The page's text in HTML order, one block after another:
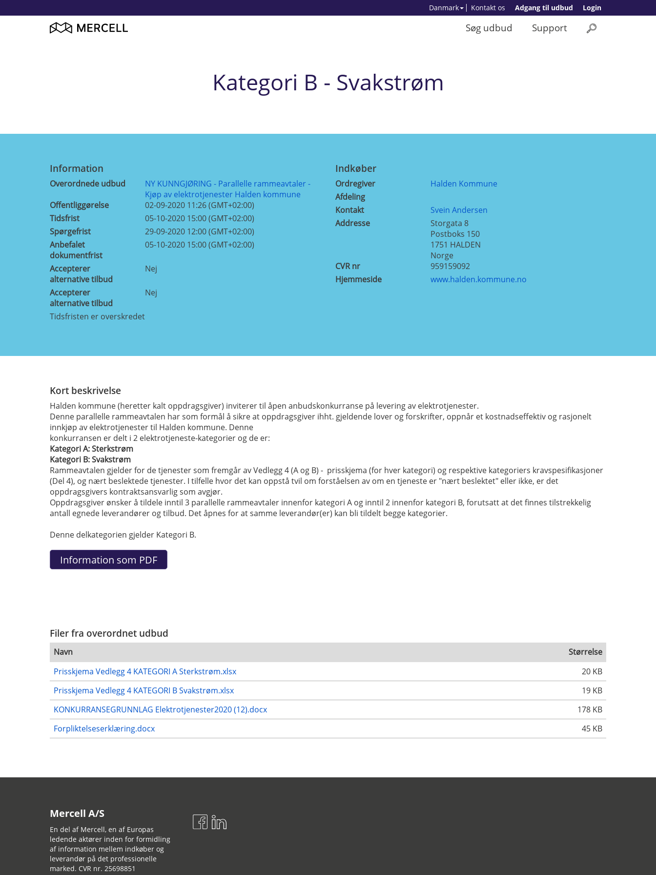
Login
Adgang til udbud
Kontakt os
Danmark
Support
Søg udbud
Kategori B - Svakstrøm
Information
Overordnede udbud
NY KUNNGJØRING - Parallelle rammeavtaler -
Kjøp av elektrotjenester Halden kommune
Offentliggørelse
02-09-2020 11:26 (GMT+02:00)
Tidsfrist
05-10-2020 15:00 (GMT+02:00)
Spørgefrist
29-09-2020 12:00 (GMT+02:00)
Anbefalet
dokumentfrist
05-10-2020 15:00 (GMT+02:00)
Accepterer
alternative tilbud
Nej
Accepterer
alternative tilbud
Nej
Indkøber
Ordregiver
Halden Kommune
Afdeling
Kontakt
Svein Andersen
Addresse
Storgata 8
Postboks 150
1751 HALDEN
Norge
CVR nr
959159092
Hjemmeside
www.halden.kommune.no
Tidsfristen er overskredet
Kort beskrivelse
Halden kommune (heretter kalt oppdragsgiver) inviterer til åpen anbudskonkurranse på levering av elektrotjenester.
Denne parallelle rammeavtalen har som formål å sikre at oppdragsgiver ihht. gjeldende lover og forskrifter, oppnår et kostnadseffektiv og rasjonelt
innkjøp av elektrotjenester til Halden kommune. Denne
konkurransen er delt i 2 elektrotjeneste-kategorier og de er:
Kategori A: Sterkstrøm
Kategori B: Svakstrøm
Rammeavtalen gjelder for de tjenester som fremgår av Vedlegg 4 (A og B) - prisskjema (for hver kategori) og respektive kategoriers kravspesifikasjoner
(Del 4), og nært beslektede tjenester. I tilfelle hvor det kan oppstå tvil om forståelsen av om en tjeneste er "nært beslektet" eller ikke, er det
oppdragsgivers kontraktsansvarlig som avgjør.
Oppdragsgiver ønsker å tildele inntil 3 parallelle rammeavtaler innenfor kategori A og inntil 2 innenfor kategori B, forutsatt at det finnes tilstrekkelig
antall egnede leverandører og tilbud. Det åpnes for at samme leverandør(er) kan bli tildelt begge kategorier.
Denne delkategorien gjelder Kategori B.
Filer fra overordnet udbud
Navn
Størrelse
Prisskjema Vedlegg 4 KATEGORI A Sterkstrøm.xlsx
20 KB
Prisskjema Vedlegg 4 KATEGORI B Svakstrøm.xlsx
19 KB
KONKURRANSEGRUNNLAG Elektrotjenester2020 (12).docx
178 KB
Forpliktelseserklæring.docx
45 KB
Mercell A/S
En del af Mercell, en af Europas
ledende aktører inden for formidling
af information mellem indkøber og
leverandør på det professionelle
marked. CVR nr. 25698851